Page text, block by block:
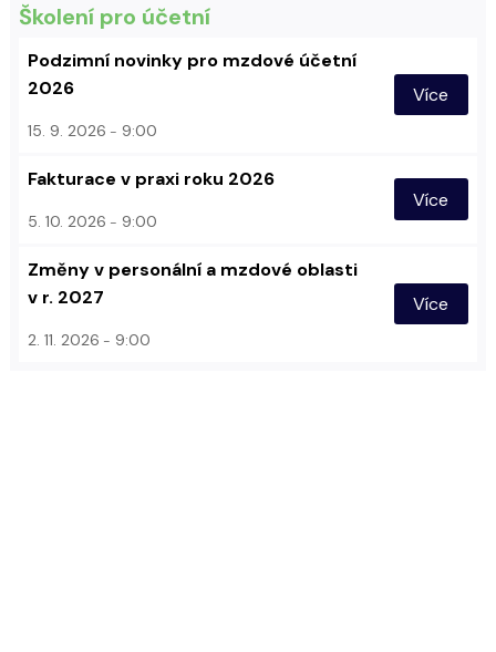
Školení pro účetní
Podzimní novinky pro mzdové účetní
2026
15. 9. 2026 9:00
Více
Fakturace v praxi roku 2026
5. 10. 2026 9:00
Více
Změny v personální a mzdové oblasti
v r. 2027
2. 11. 2026 9:00
Více